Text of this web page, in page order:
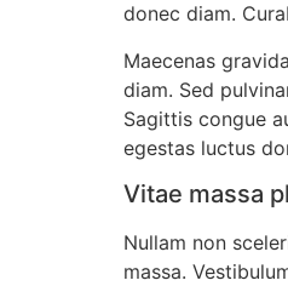
donec diam.
Maecenas
diam. Sed
Sagittis congue
egestas luctus
Vitae massa
Nullam non
massa.